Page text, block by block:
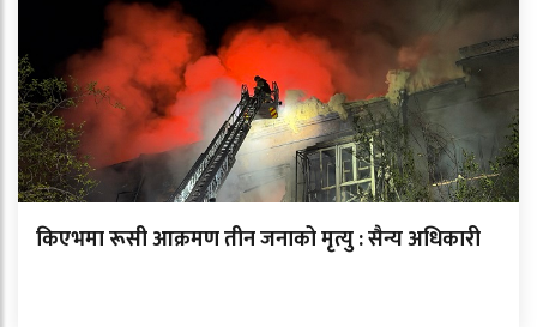
किएभमा रूसी आक्रमण तीन जनाको मृत्यु : सैन्य अधिकारी